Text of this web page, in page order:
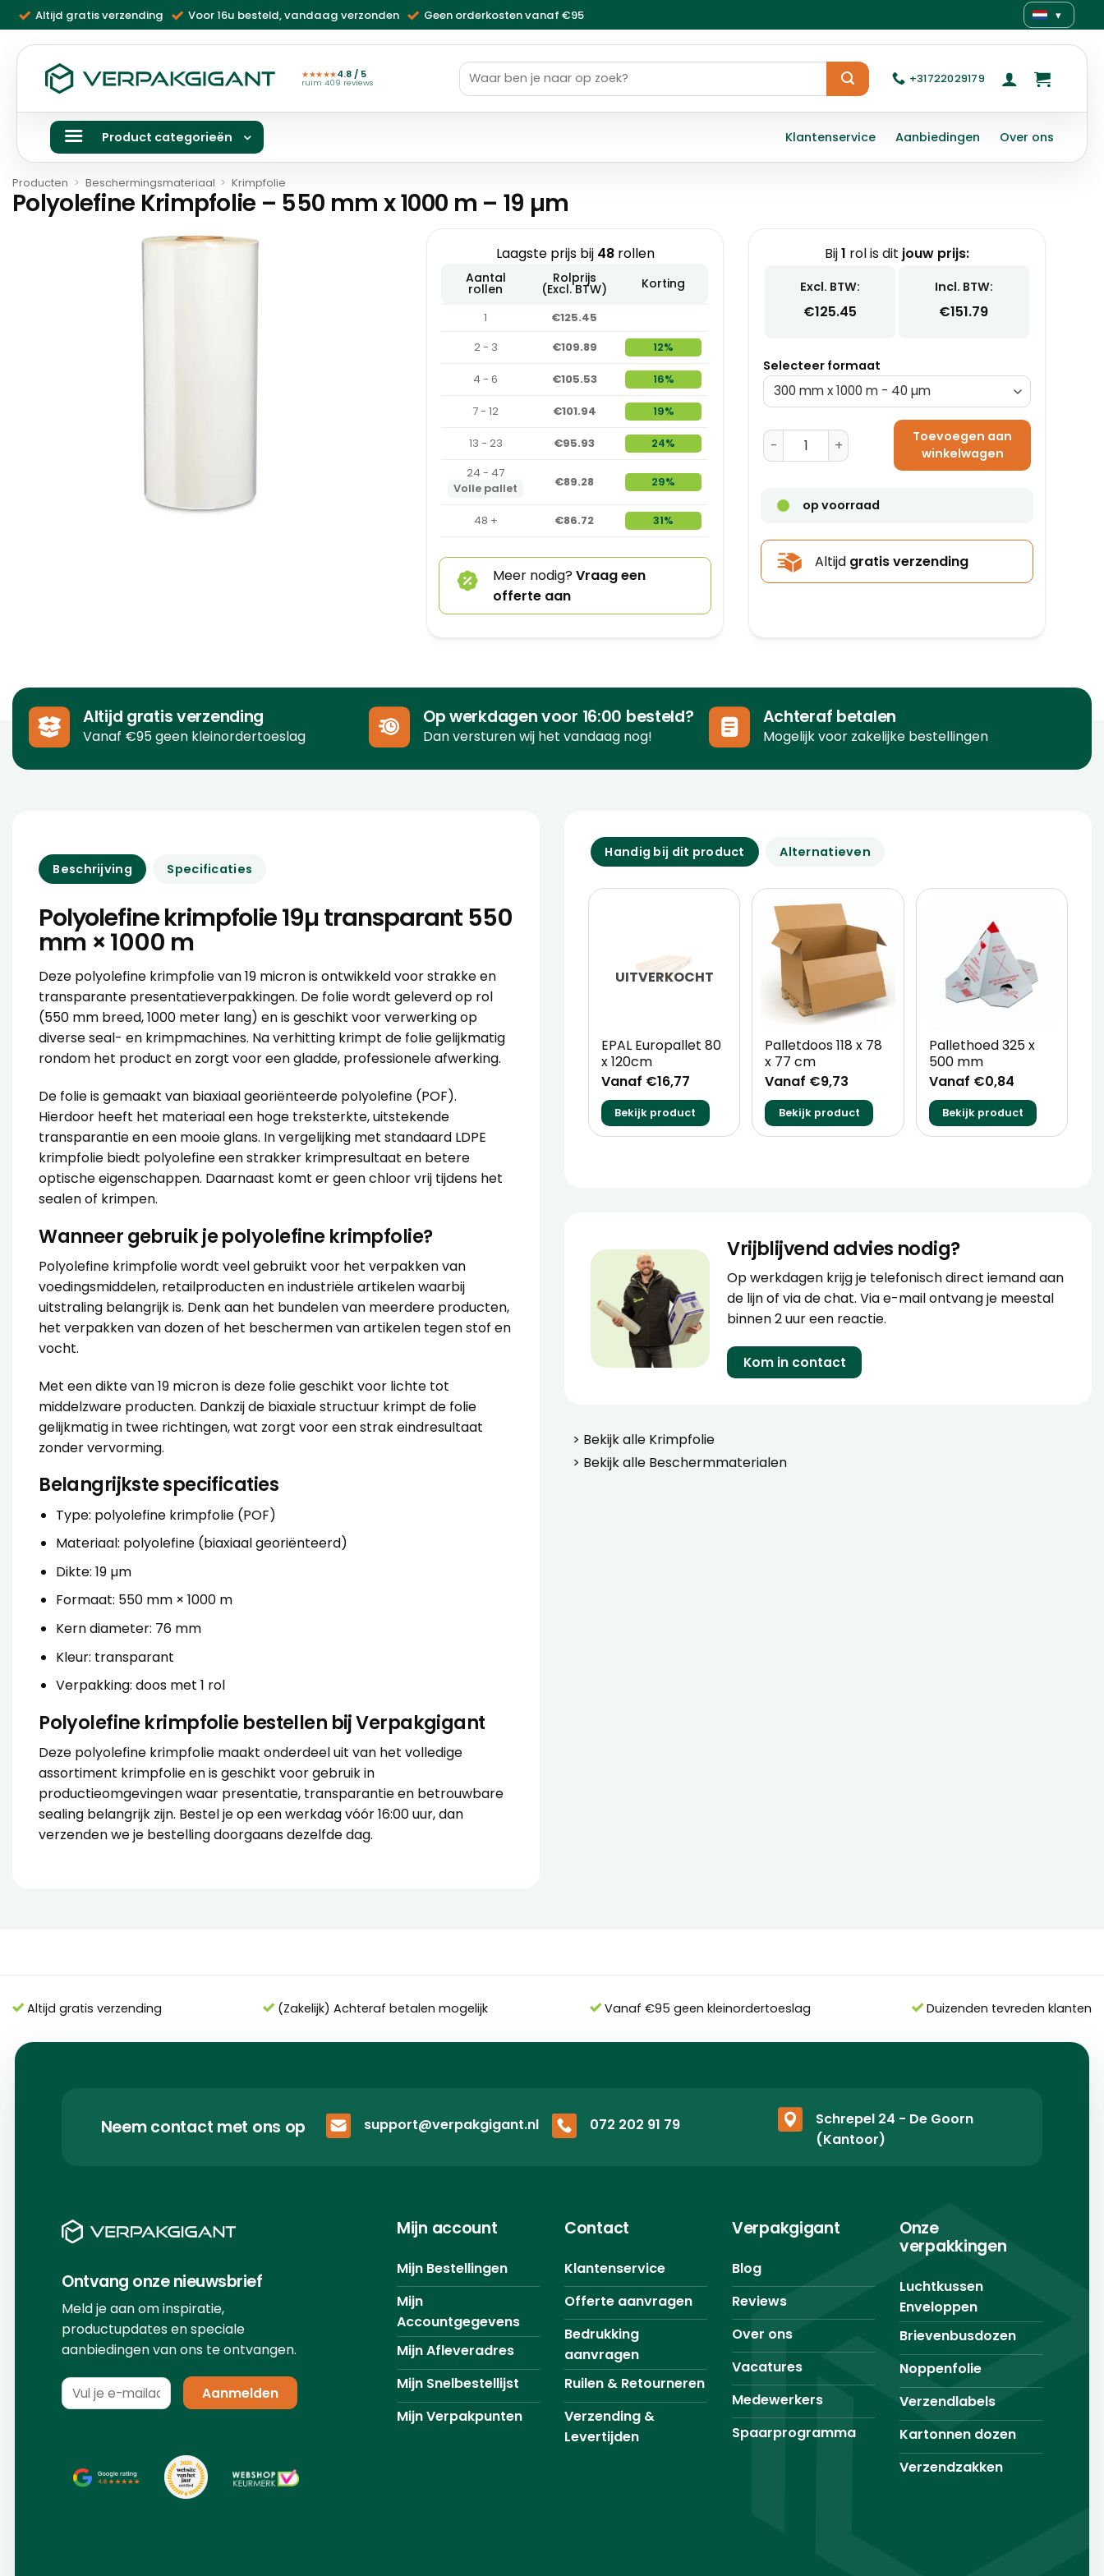
naar
inhoud
Altijd gratis verzending Voor 16u besteld, vandaag verzonden Geen orderkosten vanaf €95 ▾
★★★★★4.8 / 5
ruim 409 reviews
Zoeken
naar:
+31722029179
Product categorieën Klantenservice Aanbiedingen Over ons
Producten > Beschermingsmateriaal > Krimpfolie
Polyolefine Krimpfolie – 550 mm x 1000 m – 19 µm
Laagste prijs bij 48 rollen
Aantal
rollen
Rolprijs
(Excl. BTW) Korting
1
€125.45
2 - 3
€109.89 12%
4 - 6 €105.53 16%
7 - 12 €101.94 19%
13 - 23 €95.93
24%
24 - 47
Volle pallet
€89.28 29%
48 + €86.72 31%
Meer nodig?Vraag een
offerte aan
Bij1 rol is dit jouw prijs:
Excl. BTW:
€125.45
Incl. BTW:
€151.79
Selecteer formaat
Polyolefine Krimpfolie - 550 mm x 1000 m - 19 µm
Toevoegen aan
winkelwagen
op voorraad
Altijd gratis verzending
Altijd gratis verzending
Vanaf €95 geen kleinordertoeslag
Op werkdagen voor 16:00 besteld?
Dan versturen wij het vandaag nog!
Achteraf betalen
Mogelijk voor zakelijke bestellingen
Beschrijving Specificaties
Polyolefine krimpfolie 19µ transparant 550
mm × 1000 m
Deze polyolefine krimpfolie van 19 micron is ontwikkeld voor strakke en
transparante presentatieverpakkingen. De folie wordt geleverd op rol
(550 mm breed, 1000 meter lang) en is geschikt voor verwerking op
diverse seal- en krimpmachines. Na verhitting krimpt de folie gelijkmatig
rondom het product en zorgt voor een gladde, professionele afwerking.
De folie is gemaakt van biaxiaal georiënteerde polyolefine (POF).
Hierdoor heeft het materiaal een hoge treksterkte, uitstekende
transparantie en een mooie glans. In vergelijking met standaard LDPE
krimpfolie biedt polyolefine een strakker krimpresultaat en betere
optische eigenschappen. Daarnaast komt er geen chloor vrij tijdens het
sealen of krimpen.
Wanneer gebruik je polyolefine krimpfolie?
Polyolefine krimpfolie wordt veel gebruikt voor het verpakken van
voedingsmiddelen, retailproducten en industriële artikelen waarbij
uitstraling belangrijk is. Denk aan het bundelen van meerdere producten,
het verpakken van dozen of het beschermen van artikelen tegen stof en
vocht.
Met een dikte van 19 micron is deze folie geschikt voor lichte tot
middelzware producten. Dankzij de biaxiale structuur krimpt de folie
gelijkmatig in twee richtingen, wat zorgt voor een strak eindresultaat
zonder vervorming.
Belangrijkste specificaties
Type: polyolefine krimpfolie (POF)
Materiaal: polyolefine (biaxiaal georiënteerd)
Dikte: 19 µm
Formaat: 550 mm × 1000 m
Kern diameter: 76 mm
Kleur: transparant
Verpakking: doos met 1 rol
Polyolefine krimpfolie bestellen bij Verpakgigant
Deze polyolefine krimpfolie maakt onderdeel uit van het volledige
assortiment krimpfolieen is geschikt voor gebruik in
productieomgevingen waar presentatie, transparantie en betrouwbare
sealing belangrijk zijn. Bestel je op een werkdag vóór 16:00 uur, dan
verzenden we je bestelling doorgaans dezelfde dag.
Handig bij dit product Alternatieven
UITVERKOCHT
EPAL Europallet 80
x 120cm
Vanaf €16,77
Bekijk product
Palletdoos 118 x 78
x 77 cm
Vanaf €9,73
Bekijk product
Pallethoed 325 x
500 mm
Vanaf €0,84
Bekijk product
Vrijblijvend advies nodig?
Op werkdagen krijg je telefonisch direct iemand aan
de lijn of via de chat. Via e-mail ontvang je meestal
binnen 2 uur een reactie.
Kom in contact
> Bekijk alle Krimpfolie
> Bekijk alle Beschermmaterialen
Altijd gratis verzending (Zakelijk) Achteraf betalen mogelijk Vanaf €95 geen kleinordertoeslag Duizenden tevreden klanten
Neem contact met ons op support@verpakgigant.nl 072 202 91 79
Schrepel 24 - De Goorn
(Kantoor)
Ontvang onze nieuwsbrief
Meld je aan om inspiratie,
productupdates en speciale
aanbiedingen van ons te ontvangen.
Mijn account
Mijn Bestellingen
Mijn
Accountgegevens
Mijn Afleveradres
Mijn Snelbestellijst
Mijn Verpakpunten
Contact
Klantenservice
Offerte aanvragen
Bedrukking
aanvragen
Ruilen & Retourneren
Verzending &
Levertijden
Verpakgigant
Blog
Reviews
Over ons
Vacatures
Medewerkers
Spaarprogramma
Onze
verpakkingen
Luchtkussen
Enveloppen
Brievenbusdozen
Noppenfolie
Verzendlabels
Kartonnen dozen
Verzendzakken